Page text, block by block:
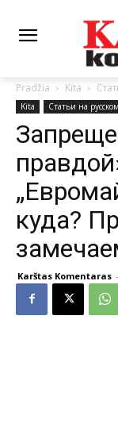
Pradžia Kita
Kita Статьи на русском
куда?
Karštas Komentaras -